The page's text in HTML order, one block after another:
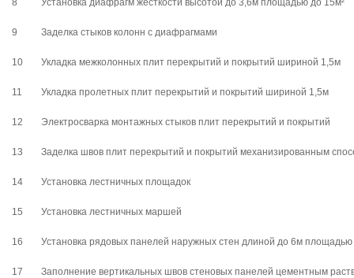
8 Установка диафрагм жесткости высотой до 3,6м площадью до 15м²
9 Заделка стыков колонн с диафрагмами
10 Укладка межколонных плит перекрытий и покрытий шириной 1,5м
11 Укладка пролетных плит перекрытий и покрытий шириной 1,5м
12 Электросварка монтажных стыков плит перекрытий и покрытий
13 Заделка швов плит перекрытий и покрытий механизированным
14 Установка лестничных площадок
15 Установка лестничных маршей
16 Установка рядовых панелей наружных стен длиной до 6м площадью
17 Заполнение вертикальных швов стеновых панелей цементным